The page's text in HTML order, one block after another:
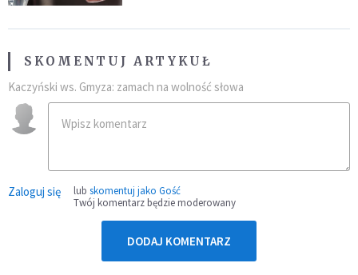
SKOMENTUJ ARTYKUŁ
Kaczyński ws. Gmyza: zamach na wolność słowa
Zaloguj się lub skomentuj jako Gość
Twój komentarz będzie moderowany
DODAJ KOMENTARZ